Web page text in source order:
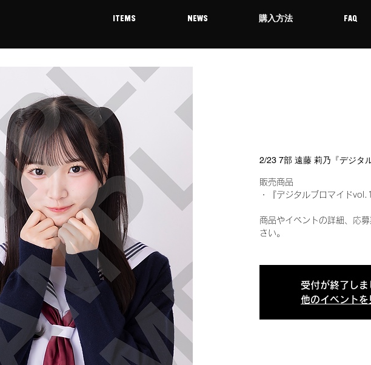
ITEMS NEWS 購入方法 FAQ
2/23 7部 遠藤 莉乃『デジタ
販売商品
・『デジタルブロマイド
商品やイベントの詳細、応
さい。
受付が終了しま
他のイベントを